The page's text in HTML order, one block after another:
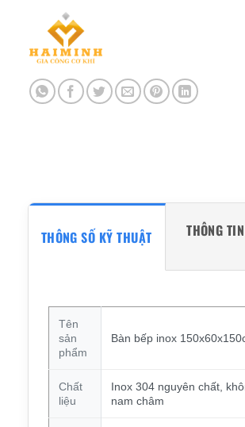
THÔNG SỐ KỸ THUẬT THÔNG
Tên
sản
phẩm
Bàn bếp inox
Chất
liệu
Inox 304 nguyên chất,
nam châm